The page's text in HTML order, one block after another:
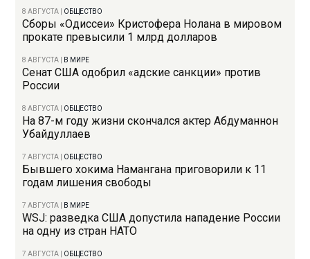
8 АВГУСТА ОБЩЕСТВО
Сборы «Одиссеи» Кристофера Нолана в мировом
прокате превысили 1 млрд долларов
8 АВГУСТА В МИРЕ
Сенат США одобрил «адские санкции» против
России
8 АВГУСТА ОБЩЕСТВО
На 87-м году жизни скончался актер Абдуманнон
Убайдуллаев
7 АВГУСТА ОБЩЕСТВО
Бывшего хокима Намангана приговорили к 11
годам лишения свободы
7 АВГУСТА В МИРЕ
WSJ: разведка США допустила нападение России
на одну из стран НАТО
7 АВГУСТА ОБЩЕСТВО